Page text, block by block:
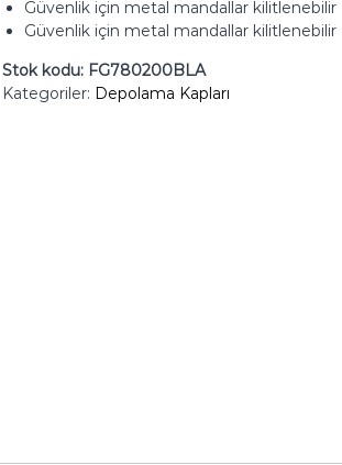
Güvenlik için metal mandallar kilitlenebilir
Güvenlik için metal mandallar kilitlenebilir
Stok kodu: FG780200BLA
Kategoriler: Depolama Kapları